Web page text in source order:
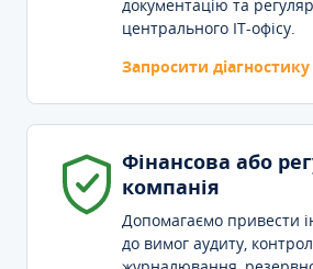
документацію та
центрального IT-офісу.
Запросити діагностику
Фінансова або
компанія
Допомагаємо привести
до вимог аудиту,